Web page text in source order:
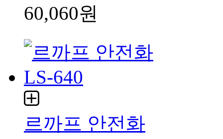
60,060원
르까프 안전화